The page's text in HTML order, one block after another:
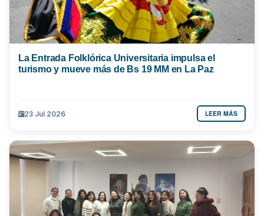
La Entrada Folklórica Universitaria impulsa el
turismo y mueve más de Bs 19 MM en La Paz
23 Jul 2026 LEER MÁS